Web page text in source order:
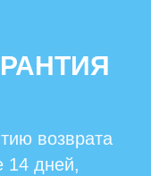
возврата
14 дней,